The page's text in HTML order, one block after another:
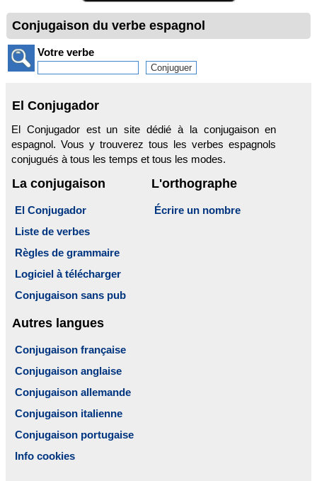
Conjugaison du verbe espagnol
Votre verbe
El Conjugador
El Conjugador est un site dédié à la conjugaison en
espagnol. Vous y trouverez tous les verbes espagnols
conjugués à tous les temps et tous les modes.
La conjugaison
El Conjugador
Liste de verbes
Règles de grammaire
Logiciel à télécharger
Conjugaison sans pub
L'orthographe
Écrire un nombre
Autres langues
Conjugaison française
Conjugaison anglaise
Conjugaison allemande
Conjugaison italienne
Conjugaison portugaise
Info cookies